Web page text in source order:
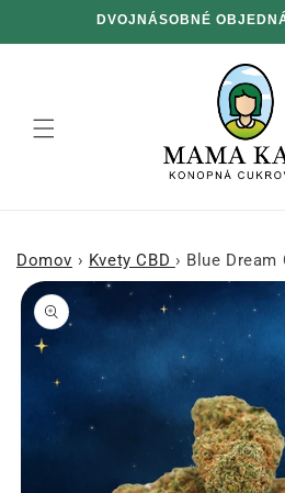
na obsah
DVOJNÁSOBNÉ
Domov › Kvety CBD › Blue Dream
Prejsť na
informácie
o produkte